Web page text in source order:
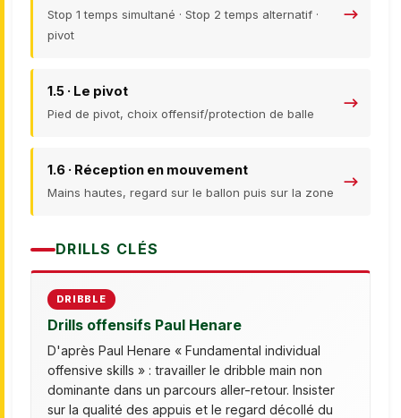
Stop 1 temps simultané · Stop 2 temps alternatif ·
pivot
1.5 · Le pivot
Pied de pivot, choix offensif/protection de balle
1.6 · Réception en mouvement
Mains hautes, regard sur le ballon puis sur la zone
DRILLS CLÉS
DRIBBLE
Drills offensifs Paul Henare
D'après Paul Henare « Fundamental individual
offensive skills » : travailler le dribble main non
dominante dans un parcours aller-retour. Insister
sur la qualité des appuis et le regard décollé du